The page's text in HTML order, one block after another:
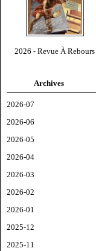
2026 - Revue À Rebours
Archives
2026-07
2026-06
2026-05
2026-04
2026-03
2026-02
2026-01
2025-12
2025-11